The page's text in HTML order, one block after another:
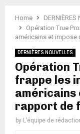
Home
DERNIÈRES
Opération True
américains et impose
DERNIÈRES NOUVELLES
Opération
frappe les
américains
rapport de
by L’équipe de